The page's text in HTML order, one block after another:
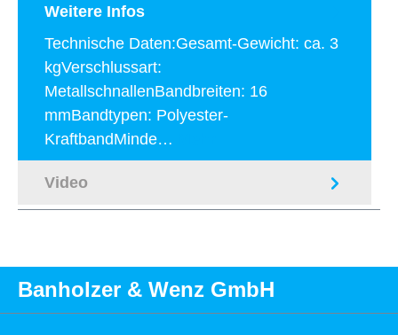
Weitere Infos
Technische Daten:Gesamt-Gewicht: ca. 3
kgVerschlussart:
MetallschnallenBandbreiten: 16
mmBandtypen: Polyester-
KraftbandMinde…
Video
Banholzer & Wenz GmbH